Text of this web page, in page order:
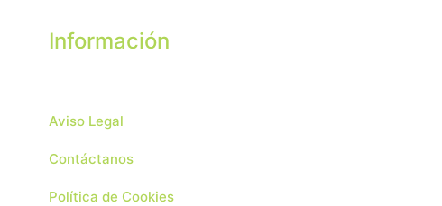
Información
Aviso Legal
Contáctanos
Política de Cookies